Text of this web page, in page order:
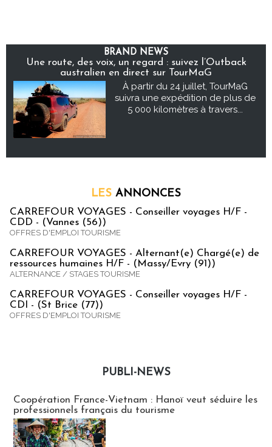
BRAND NEWS
Une route, des voix, un regard : suivez l’Outback
australien en direct sur TourMaG
À partir du 24 juillet, TourMaG
suivra une expédition de plus de
5 000 kilomètres à travers...
LES ANNONCES
CARREFOUR VOYAGES - Conseiller voyages H/F -
CDD - (Vannes (56))
OFFRES D'EMPLOI TOURISME
CARREFOUR VOYAGES - Alternant(e) Chargé(e) de
ressources humaines H/F - (Massy/Evry (91))
ALTERNANCE / STAGES TOURISME
CARREFOUR VOYAGES - Conseiller voyages H/F -
CDI - (St Brice (77))
OFFRES D'EMPLOI TOURISME
PUBLI-NEWS
Coopération France-Vietnam : Hanoï veut séduire les
professionnels français du tourisme